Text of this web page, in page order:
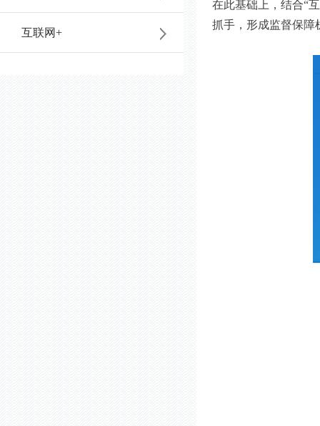
互联网+
在此基础上，结合“
抓手，形成监督保障